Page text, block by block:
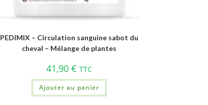
PEDIMIX – Circulation sanguine sabot du
cheval – Mélange de plantes
41,90 € TTC
Ajouter au panier